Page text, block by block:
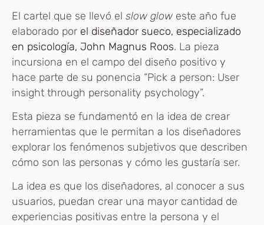
El cartel que se llevó el slow glow este año fue
elaborado por el diseñador sueco, especializado
en psicología, John Magnus Roos. La pieza
incursiona en el campo del diseño positivo y
hace parte de su ponencia “Pick a person: User
insight through personality psychology”.
Esta pieza se fundamentó en la idea de crear
herramientas que le permitan a los diseñadores
explorar los fenómenos subjetivos que describen
cómo son las personas y cómo les gustaría ser.
La idea es que los diseñadores, al conocer a sus
usuarios, puedan crear una mayor cantidad de
experiencias positivas entre la persona y el